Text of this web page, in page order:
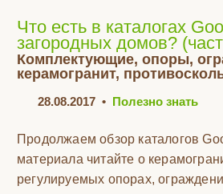
Что есть в каталогах
загородных домов?
Комплектующие, опоры,
керамогранит,
28.08.2017 • Полезно знать
Продолжаем обзор каталогов
материала читайте о
регулируемых опорах,